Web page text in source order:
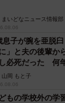
まいどなニュース情報部
息子が腕を亜脱
」と夫の後輩
必死だった 何
…
山岡 もと子
もの学校外の学